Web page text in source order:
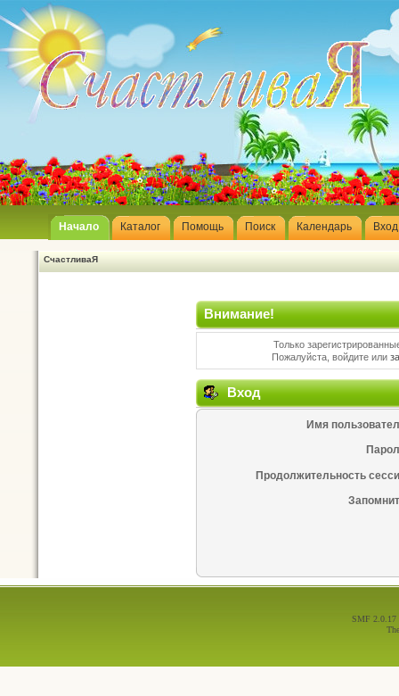
Начало Каталог Помощь Поиск Календарь Вход
СчастливаЯ
Внимание!
Только
Пожалуйста, войдите или
Вход
Имя
Продолжительность
SMF 2.0.17